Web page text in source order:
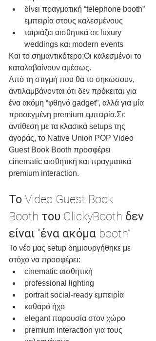
δίνει πραγματική “telephone booth”
εμπειρία στους καλεσμένους
ταιριάζει αισθητικά σε luxury
weddings και modern events
Και το σημαντικότερο;Οι καλεσμένοι το
καταλαβαίνουν αμέσως.
Από τη στιγμή που θα το σηκώσουν,
αντιλαμβάνονται ότι δεν πρόκειται για
ένα ακόμη “φθηνό gadget”, αλλά για μία
προσεγμένη premium εμπειρία.Σε
αντίθεση με τα κλασικά setups της
αγοράς, το Native Union POP Video
Guest Book Booth προσφέρει
cinematic αισθητική και πραγματικά
premium interaction.
Το Video Guest Book
Booth του ClickyBooth δεν
είναι “ένα ακόμα booth”
Το νέο μας setup δημιουργήθηκε με
στόχο να προσφέρει:
cinematic αισθητική
professional lighting
portrait social-ready εμπειρία
καθαρό ήχο
elegant παρουσία στον χώρο
premium interaction για τους